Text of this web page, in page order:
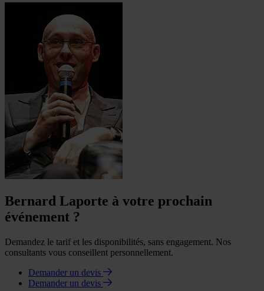
Bernard Laporte à votre prochain
événement ?
Demandez le tarif et les disponibilités, sans engagement. Nos
consultants vous conseillent personnellement.
Demander un devis
Demander un devis